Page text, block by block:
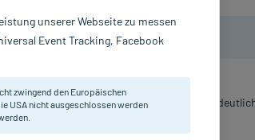
integrierten Ascorbinsäureschutzes eine
Teststreifen
unserer Webseite zu messen
Event Tracking, Facebook
zwingend den Europäischen
USA nicht ausgeschlossen werden